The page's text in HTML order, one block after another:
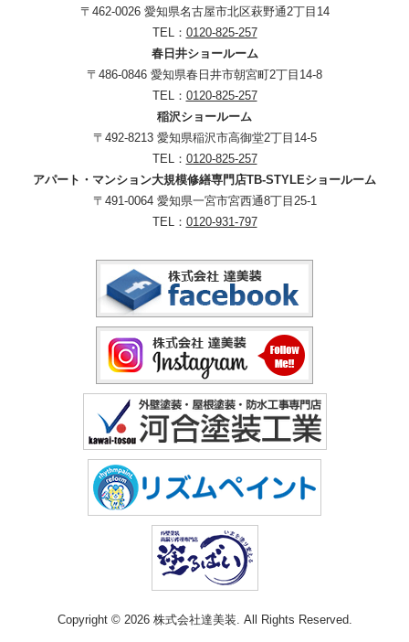
〒462-0026 愛知県名古屋市北区萩野通2丁目14
TEL： 0120-825-257
春日井ショールーム
〒486-0846 愛知県春日井市朝宮町2丁目14-8
TEL： 0120-825-257
稲沢ショールーム
〒492-8213 愛知県稲沢市高御堂2丁目14-5
TEL： 0120-825-257
アパート・マンション大規模修繕専門店TB-STYLEショールーム
〒491-0064 愛知県一宮市宮西通8丁目25-1
TEL： 0120-931-797
Copyright © 2026 株式会社達美装. All Rights Reserved.